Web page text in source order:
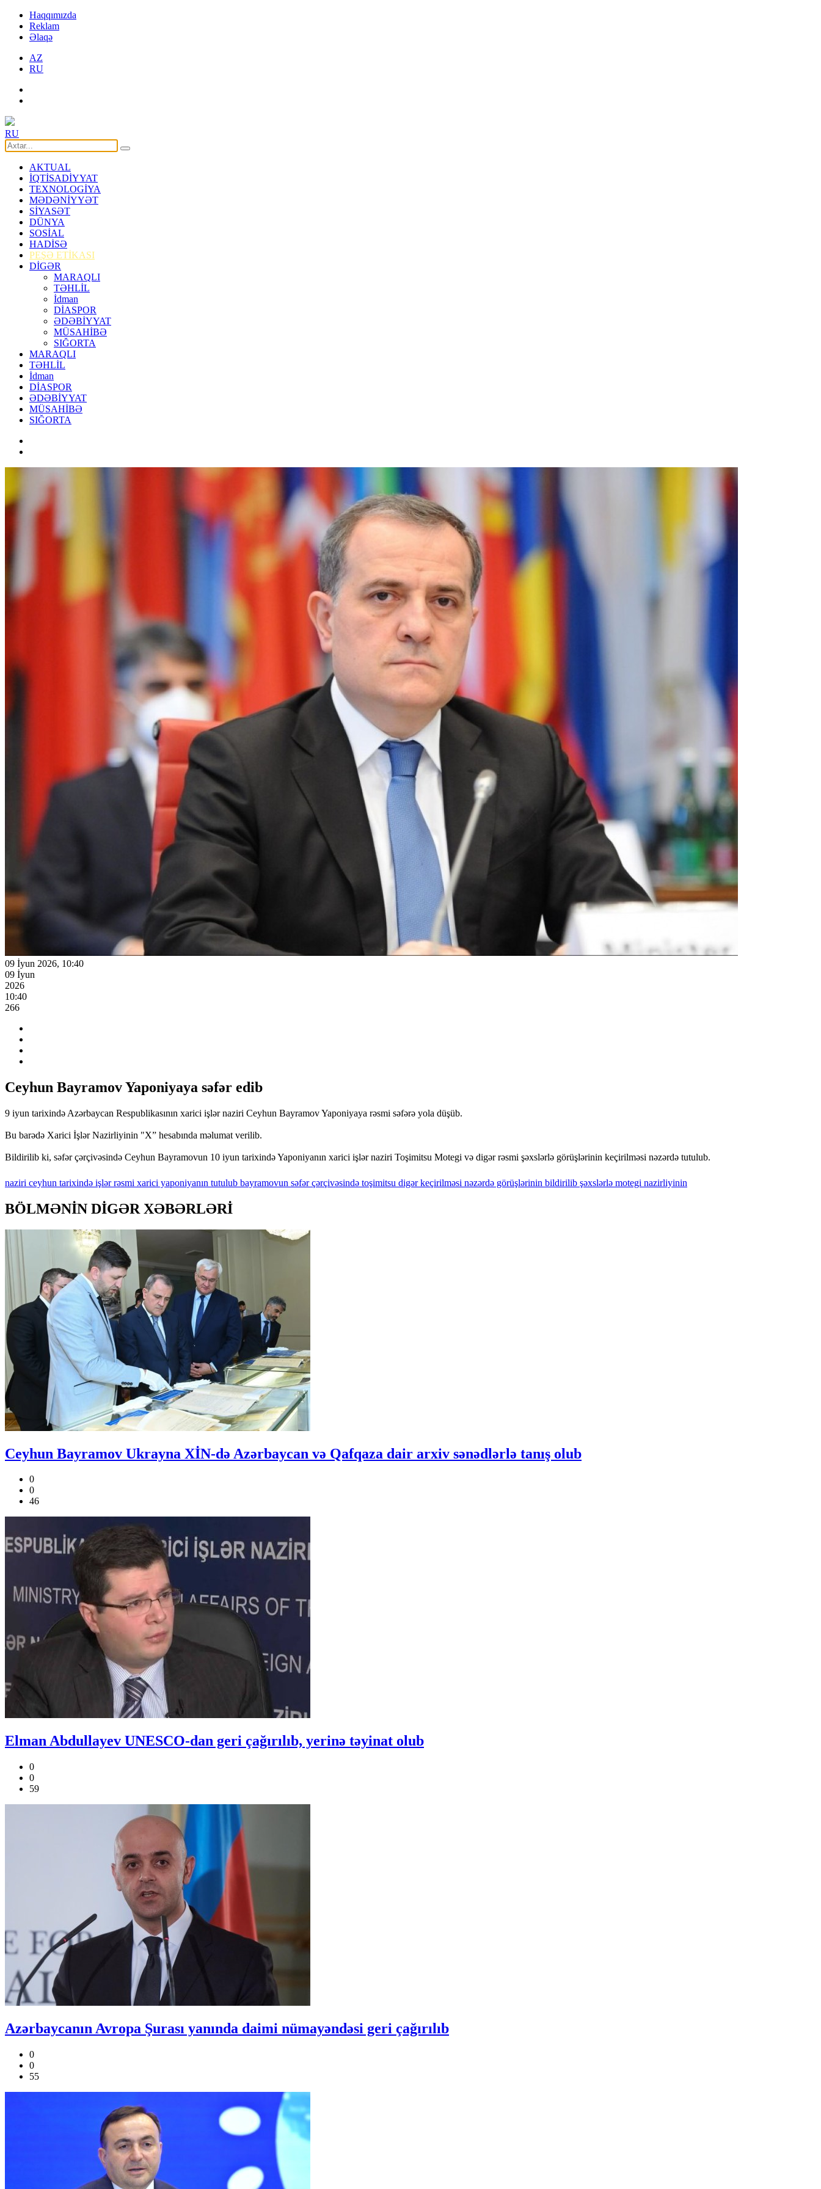
Haqqımızda
Reklam
Əlaqə
AZ
RU
RU
AKTUAL
İQTİSADİYYAT
TEXNOLOGİYA
MƏDƏNİYYƏT
SİYASƏT
DÜNYA
SOSİAL
HADİSƏ
PEŞƏ ETİKASI
DİGƏR
MARAQLI
TƏHLİL
İdman
DİASPOR
ƏDƏBİYYAT
MÜSAHİBƏ
SIĞORTA
MARAQLI
TƏHLİL
İdman
DİASPOR
ƏDƏBİYYAT
MÜSAHİBƏ
SIĞORTA
09 İyun 2026, 10:40
09 İyun
2026
10:40
266
Ceyhun Bayramov Yaponiyaya səfər edib
9 iyun tarixində Azərbaycan Respublikasının xarici işlər naziri Ceyhun Bayramov Yaponiyaya rəsmi səfərə yola düşüb.
Bu barədə Xarici İşlər Nazirliyinin "X” hesabında məlumat verilib.
Bildirilib ki, səfər çərçivəsində Ceyhun Bayramovun 10 iyun tarixində Yaponiyanın xarici işlər naziri Toşimitsu Motegi və digər rəsmi şəxslərlə görüşlərinin keçirilməsi nəzərdə tutulub.
naziri ceyhun tarixində işlərrəsmi xarici yaponiyanın tutulub bayramovun səfərçərçivəsində toşimitsu digərkeçirilməsi nəzərdə görüşlərinin bildirilib şəxslərlə motegi nazirliyinin
BÖLMƏNİN DİGƏR XƏBƏRLƏRİ
Ceyhun Bayramov Ukrayna XİN-də Azərbaycan və Qafqaza dair arxiv sənədlərlə tanış olub
0
0
46
Elman Abdullayev UNESCO-dan geri çağırılıb, yerinə təyinat olub
0
0
59
Azərbaycanın Avropa Şurası yanında daimi nümayəndəsi geri çağırılıb
0
0
55